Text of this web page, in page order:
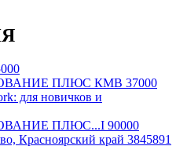
ПЛЮС КМВ 37000
для новичков и
ПЛЮС...I 90000
Красноярский край 3845891